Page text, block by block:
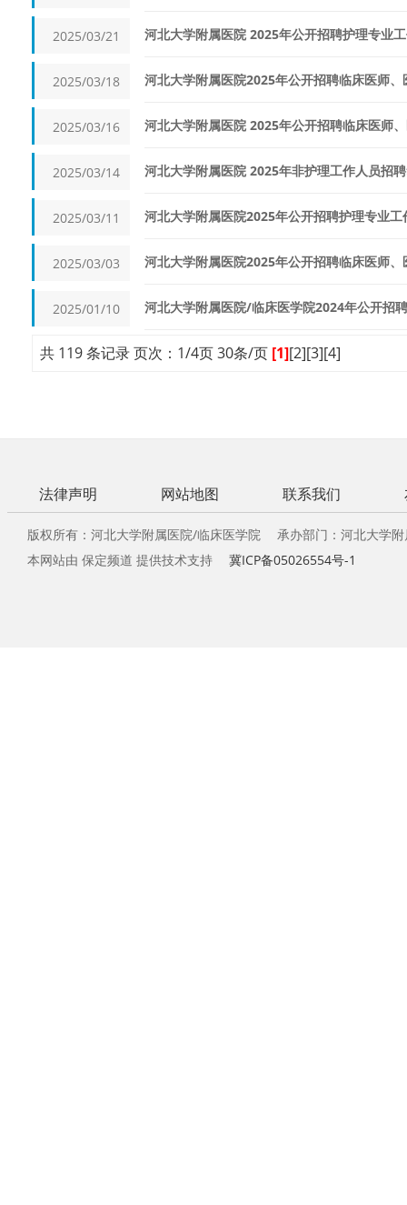
2025/03/21 河北大学附属医院 2025年公开招聘护理专业
2025/03/18 河北大学附属医院2025年公开招聘临床医师
2025/03/16 河北大学附属医院 2025年公开招聘临床医师
2025/03/14 河北大学附属医院 2025年非护理工作人员招
2025/03/11 河北大学附属医院2025年公开招聘护理专业工
2025/03/03 河北大学附属医院2025年公开招聘临床医师
2025/01/10 河北大学附属医院/临床医学院2024年公开招
共 119 条记录 页次：1/4页 30条/页 [1][2][3][4]
法律声明 网站地图 联系我们
版权所有：河北大学附属医院/临床医学院 承办部门：河北大学
本网站由 保定频道 提供技术支持 冀ICP备05026554号-1